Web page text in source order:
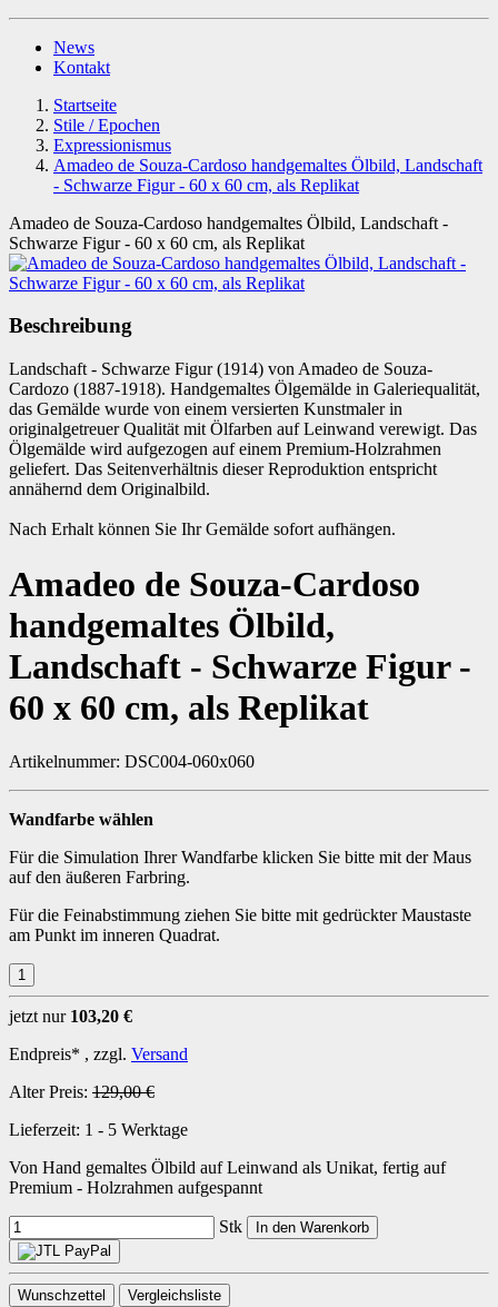
News
Kontakt
Startseite
Stile / Epochen
Expressionismus
Amadeo de Souza-Cardoso handgemaltes Ölbild, Landschaft
- Schwarze Figur - 60 x 60 cm, als Replikat
Amadeo de Souza-Cardoso handgemaltes Ölbild, Landschaft -
Schwarze Figur - 60 x 60 cm, als Replikat
Beschreibung
Landschaft - Schwarze Figur (1914) von Amadeo de Souza-
Cardozo (1887-1918). Handgemaltes Ölgemälde in Galeriequalität,
das Gemälde wurde von einem versierten Kunstmaler in
originalgetreuer Qualität mit Ölfarben auf Leinwand verewigt. Das
Ölgemälde wird aufgezogen auf einem Premium-Holzrahmen
geliefert. Das Seitenverhältnis dieser Reproduktion entspricht
annähernd dem Originalbild.
Nach Erhalt können Sie Ihr Gemälde sofort aufhängen.
Amadeo de Souza-Cardoso
handgemaltes Ölbild,
Landschaft - Schwarze Figur -
60 x 60 cm, als Replikat
Artikelnummer: DSC004-060x060
Wandfarbe wählen
Für die Simulation Ihrer Wandfarbe klicken Sie bitte mit der Maus
auf den äußeren Farbring.
Für die Feinabstimmung ziehen Sie bitte mit gedrückter Maustaste
am Punkt im inneren Quadrat.
jetzt nur 103,20 €
Endpreis* , zzgl. Versand
Alter Preis: 129,00 €
Lieferzeit: 1 - 5 Werktage
Von Hand gemaltes Ölbild auf Leinwand als Unikat, fertig auf
Premium - Holzrahmen aufgespannt
Stk In den Warenkorb
Wunschzettel Vergleichsliste